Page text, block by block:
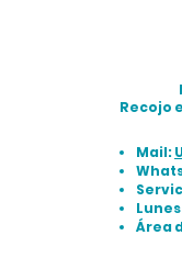
Recojo
Mail:
Área